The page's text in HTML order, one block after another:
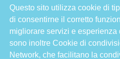
Questo sito utilizza cookie di
di consentirne il corretto
migliorare servizi e esperienza
sono inoltre Cookie di
Network, che facilitano la
Infiammazione e Allergia
Nutrizione e Stili di vita Sport
Cookie Policy